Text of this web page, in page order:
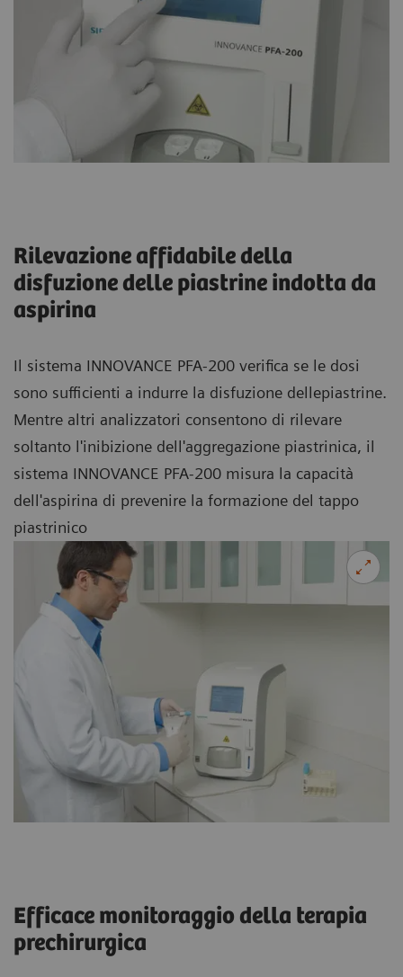
Rilevazione affidabile della
disfuzione delle piastrine indotta da
aspirina
Il sistema INNOVANCE PFA-200 verifica se le dosi
sono sufficienti a indurre la disfuzione dellepiastrine.
Mentre altri analizzatori consentono di rilevare
soltanto l'inibizione dell'aggregazione piastrinica, il
sistema INNOVANCE PFA-200 misura la capacità
dell'aspirina di prevenire la formazione del tappo
piastrinico
Efficace monitoraggio della terapia
prechirurgica